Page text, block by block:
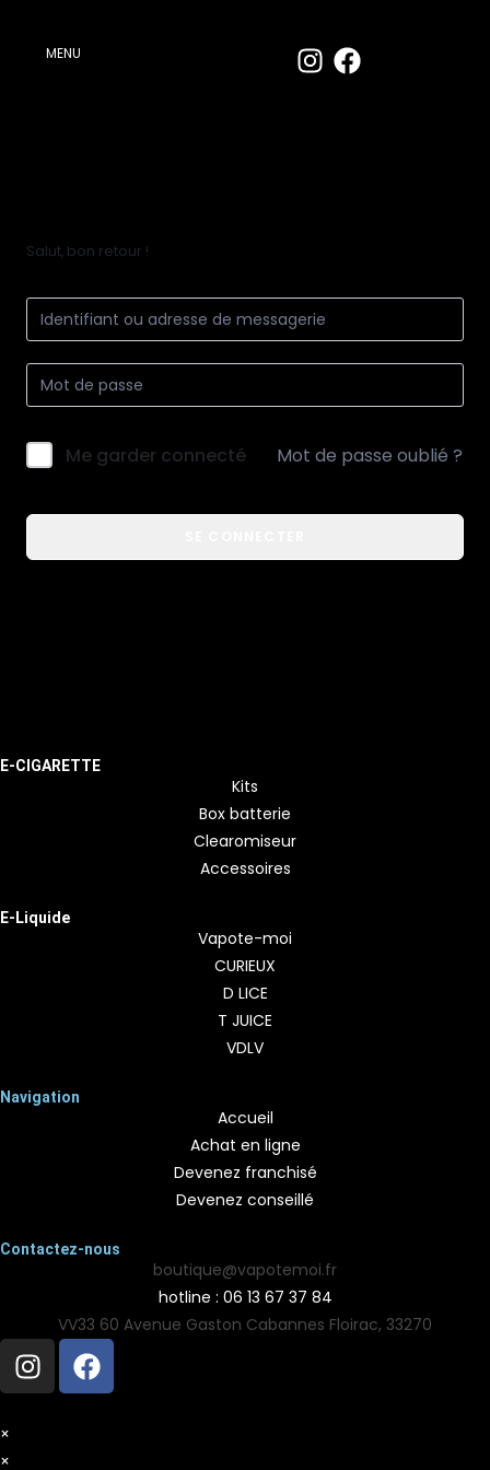
MENU
Salut, bon retour !
Me garder connecté Mot de passe oublié ?
E-CIGARETTE
Kits
Box batterie
Clearomiseur
Accessoires
E-Liquide
Vapote-moi
CURIEUX
D LICE
T JUICE
VDLV
Navigation
Accueil
Achat en ligne
Devenez franchisé
Devenez conseillé
Contactez-nous
boutique@vapotemoi.fr
hotline : 06 13 67 37 84
VV33 60 Avenue Gaston Cabannes Floirac, 33270
×
×